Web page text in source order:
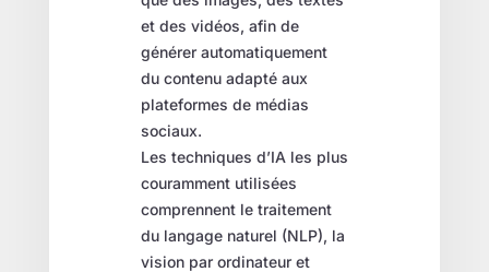
et des vidéos, afin de
générer automatiquement
du contenu adapté aux
plateformes de médias
sociaux.
Les techniques d’IA les plus
couramment utilisées
comprennent le traitement
du langage naturel (NLP), la
vision par ordinateur et